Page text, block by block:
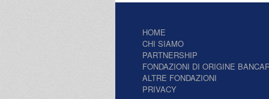
HOME
CHI SIAMO
PARTNERSHIP
FONDAZIONI DI ORIGINE
ALTRE FONDAZIONI
PRIVACY